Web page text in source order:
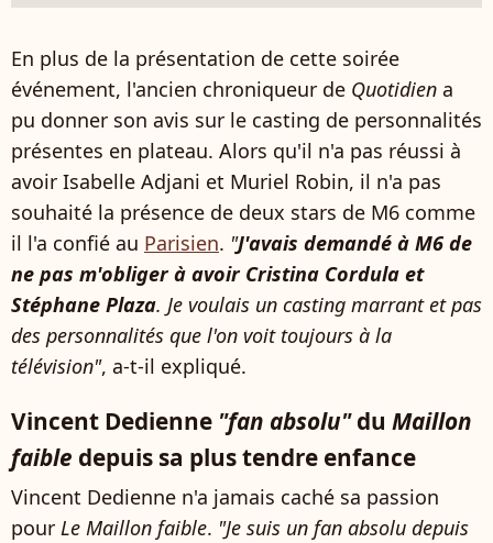
En plus de la présentation de cette soirée
événement, l'ancien chroniqueur de Quotidien a
pu donner son avis sur le casting de personnalités
présentes en plateau. Alors qu'il n'a pas réussi à
avoir Isabelle Adjani et Muriel Robin, il n'a pas
souhaité la présence de deux stars de M6 comme
il l'a confié au Parisien. "J'avais demandé à M6 de
ne pas m'obliger à avoir Cristina Cordula et
Stéphane Plaza. Je voulais un casting marrant et pas
des personnalités que l'on voit toujours à la
télévision", a-t-il expliqué.
Vincent Dedienne "fan absolu"du Maillon
faible depuis sa plus tendre enfance
Vincent Dedienne n'a jamais caché sa passion
pour Le Maillon faible. "Je suis un fan absolu depuis